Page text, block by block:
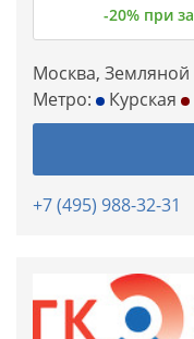
-20% при
Москва, Земляной
Метро:
Курская
+7 (495) 988-32-31